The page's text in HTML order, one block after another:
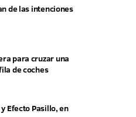
de las intenciones
para cruzar una
de coches
Efecto Pasillo, en